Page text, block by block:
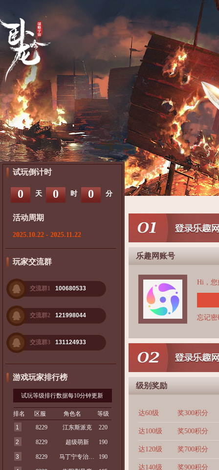
试玩倒计时
0 天 0 时 0 分
活动周期
2025.10.22 - 2025.11.22
玩家交流群
交流群1 100680533
交流群2 121998044
交流群3 131124933
游戏玩家排行榜
试玩等级排行数据每10分钟更新
排名 区服 角色名
等级
1
8229 江东斯派克 220
2 8229 超级萌新 190
3 8229 马丁宁专治魏延 190
乐趣网账号
Hi，您
忘记密
级别奖励
达60级 奖300积分
达100级 奖500积分
达120级 奖700积分
达140级 奖900积分